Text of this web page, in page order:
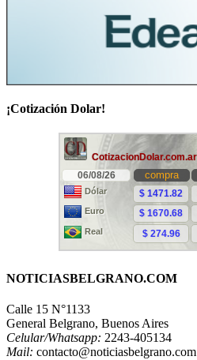
¡Cotización Dolar!
NOTICIASBELGRANO.COM
Calle 15 N°1133
General Belgrano, Buenos Aires
Celular/Whatsapp: 2243-405134
Mail: contacto@noticiasbelgrano.com